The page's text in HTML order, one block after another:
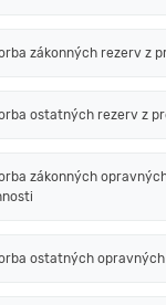
zákonných rezerv z
ostatných rezerv z
zákonných
ostatných